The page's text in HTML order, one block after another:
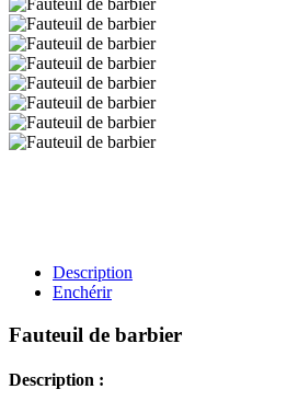
Description
Enchérir
Fauteuil de barbier
Description :